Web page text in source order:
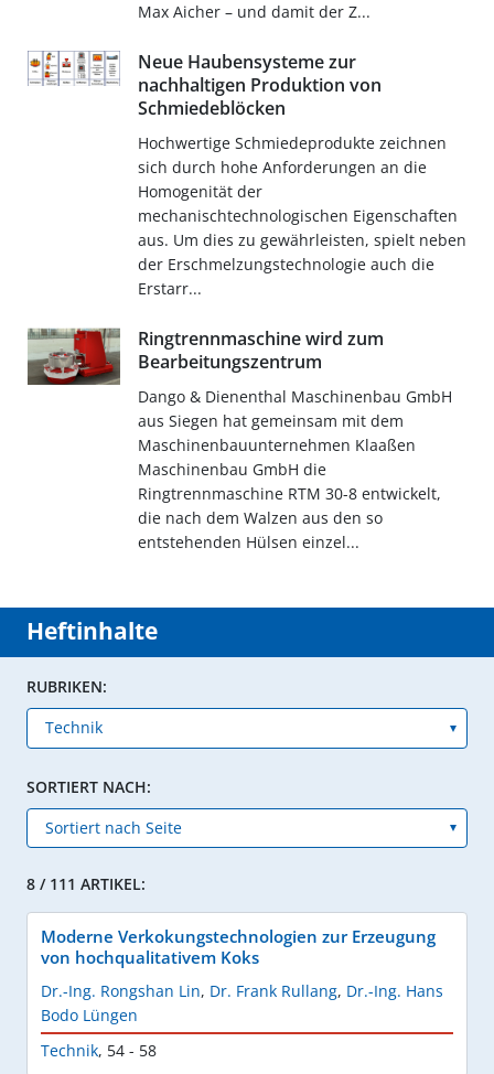
Max Aicher – und damit der Z...
Neue Haubensysteme zur
nachhaltigen Produktion von
Schmiedeblöcken
Hochwertige Schmiedeprodukte zeichnen
sich durch hohe Anforderungen an die
Homogenität der
mechanischtechnologischen Eigenschaften
aus. Um dies zu gewährleisten, spielt neben
der Erschmelzungstechnologie auch die
Erstarr...
Ringtrennmaschine wird zum
Bearbeitungszentrum
Dango & Dienenthal Maschinenbau GmbH
aus Siegen hat gemeinsam mit dem
Maschinenbauunternehmen Klaaßen
Maschinenbau GmbH die
Ringtrennmaschine RTM 30-8 entwickelt,
die nach dem Walzen aus den so
entstehenden Hülsen einzel...
Heftinhalte
RUBRIKEN:
SORTIERT NACH:
8 / 111 ARTIKEL:
Moderne Verkokungstechnologien zur Erzeugung
von hochqualitativem Koks
Dr.-Ing. Rongshan Lin, Dr. Frank Rullang, Dr.-Ing. Hans
Bodo Lüngen
Technik, 54 - 58